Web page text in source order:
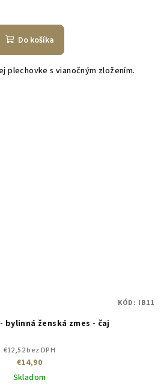
Do košíka
plechovke s vianočným zložením.
bylinná ženská zmes - čaj
€12,52 bez DPH
€14,90
Skladom
KÓD: IB11